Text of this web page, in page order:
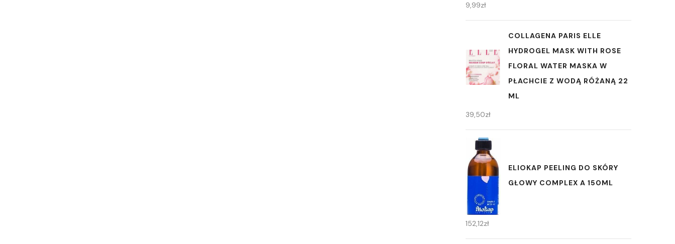
9,99zł
COLLAGENA PARIS ELLE
HYDROGEL MASK WITH ROSE
FLORAL WATER MASKA W
PŁACHCIE Z WODĄ RÓŻANĄ 22
ML
39,50zł
ELIOKAP PEELING DO SKÓRY
GŁOWY COMPLEX A 150ML
152,12zł